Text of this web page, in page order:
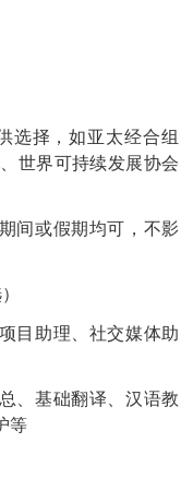
选择，如亚太经合组
世界可持续发展协会
间或假期均可，不影
目助理、社交媒体助
、基础翻译、汉语教
等